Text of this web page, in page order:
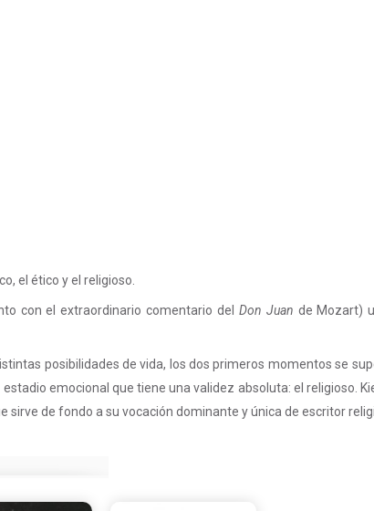
el ético y el religioso.
con el extraordinario comentario del Don Juan de Mozart)
posibilidades de vida, los dos primeros momentos se
emocional que tiene una validez absoluta: el religioso.
de fondo a su vocación dominante y única de escritor